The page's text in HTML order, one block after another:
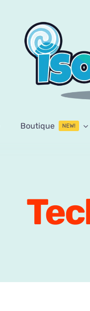
Boutique NEW!